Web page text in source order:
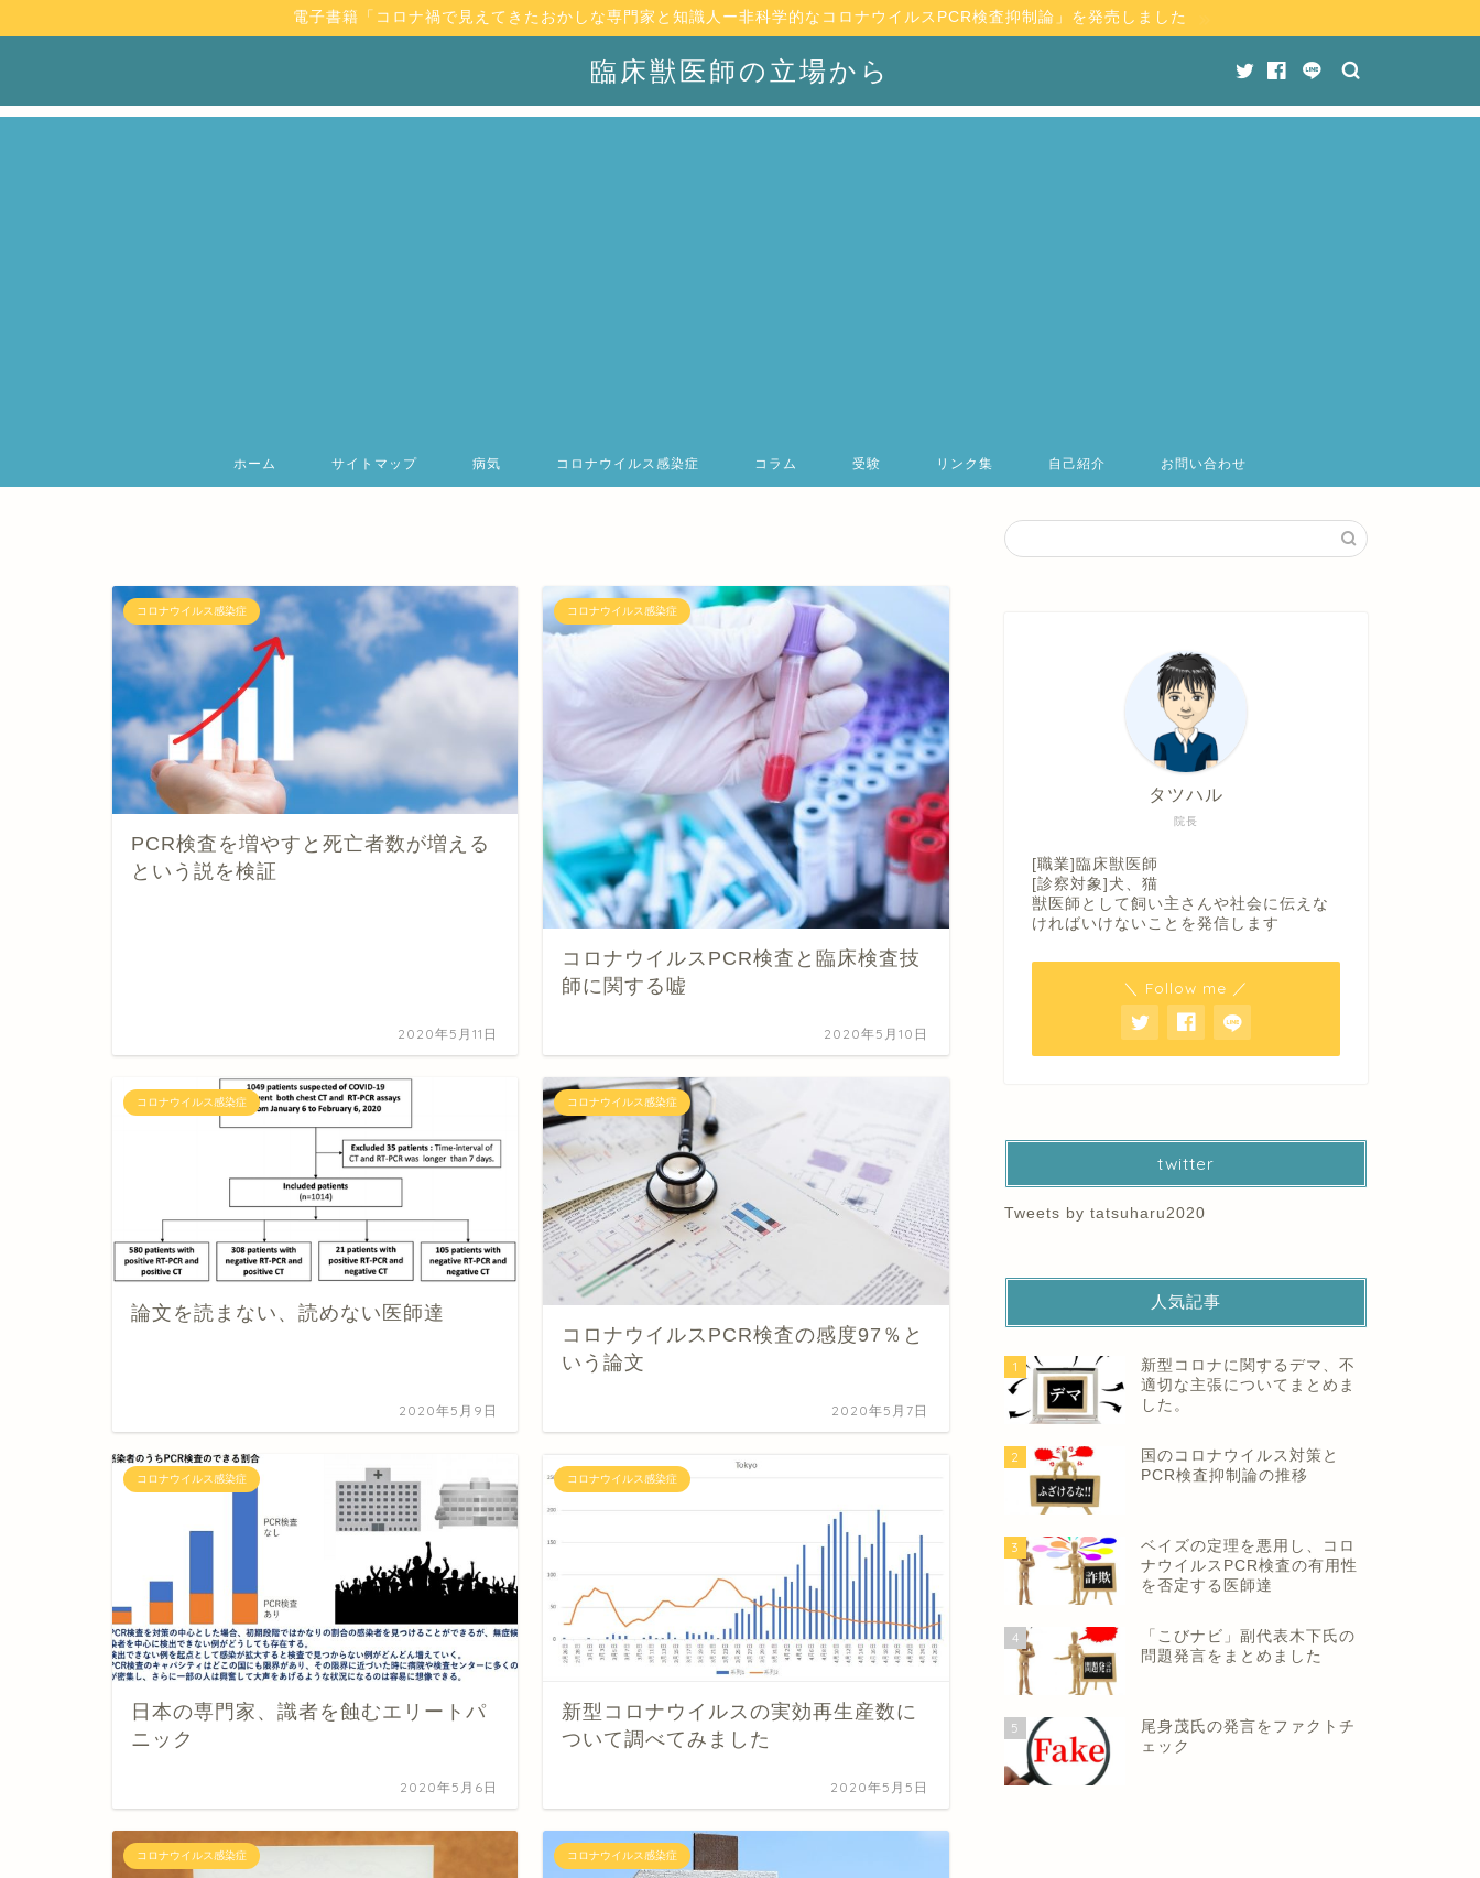
電子書籍「コロナ禍で見えてきたおかしな専門家と知識人ー非科学的なコロナウイルスPCR検査抑制論」を発売しました
臨床獣医師の立場から
ホーム サイトマップ 病気 コロナウイルス感染症 コラム 受験 リンク集 自己紹介 お問い合わせ
コロナウイルス感染症
PCR検査を増やすと死亡者数が増える
という説を検証
2020年5月11日
コロナウイルス感染症
コロナウイルスPCR検査と臨床検査技
師に関する嘘
2020年5月10日
コロナウイルス感染症
論文を読まない、読めない医師達
2020年5月9日
コロナウイルス感染症
コロナウイルスPCR検査の感度97％と
いう論文
2020年5月7日
コロナウイルス感染症
日本の専門家、識者を蝕むエリートパ
ニック
2020年5月6日
コロナウイルス感染症
新型コロナウイルスの実効再生産数に
ついて調べてみました
2020年5月5日
コロナウイルス感染症 コロナウイルス感染症
院長
タツハル
[職業]臨床獣医師
[診察対象]犬、猫
獣医師として飼い主さんや社会に伝えな
ければいけないことを発信します
＼ Follow me ／
twitter
Tweets by tatsuharu2020
人気記事
1
新型コロナに関するデマ、不
適切な主張についてまとめま
した。
2
国のコロナウイルス対策と
PCR検査抑制論の推移
3
ベイズの定理を悪用し、コロ
ナウイルスPCR検査の有用性
を否定する医師達
4
「こびナビ」副代表木下氏の
問題発言をまとめました
5
尾身茂氏の発言をファクトチ
ェック